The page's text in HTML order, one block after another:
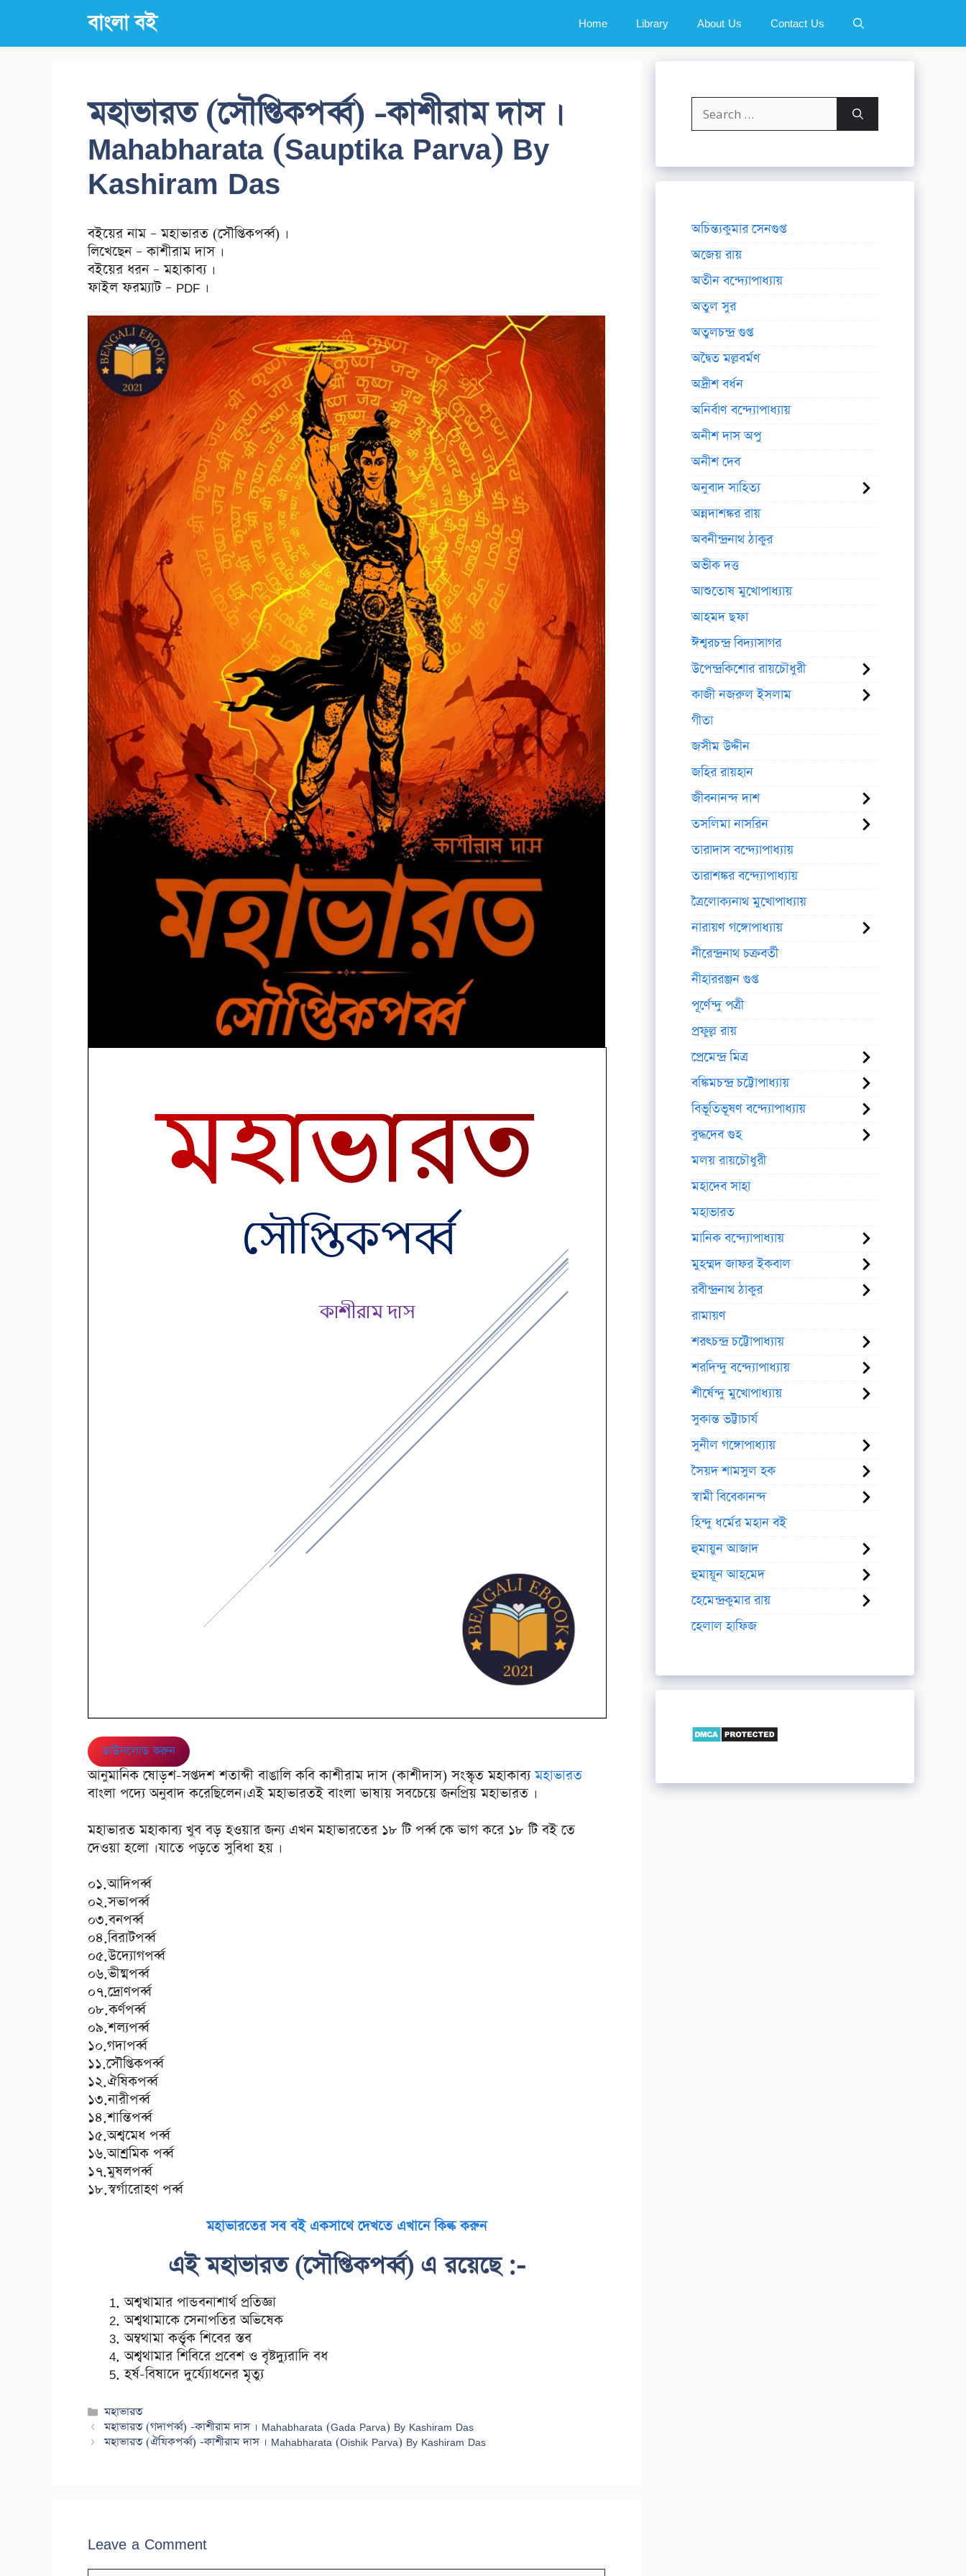
content
বাংলা বই Home Library About Us Contact Us
মহাভারত (সৌপ্তিকপর্ব্ব) -কাশীরাম দাস ।
Mahabharata (Sauptika Parva) By
Kashiram Das
বইয়ের নাম – মহাভারত (সৌপ্তিকপর্ব্ব) ।
লিখেছেন – কাশীরাম দাস ।
বইয়ের ধরন – মহাকাব্য ।
ফাইল ফরম্যাট – PDF ।
ডাউনলোড করুন
আনুমানিক ষোড়শ-সপ্তদশ শতাব্দী বাঙালি কবি কাশীরাম দাস (কাশীদাস) সংস্কৃত মহাকাব্যমহাভারত
বাংলা পদ্যে অনুবাদ করেছিলেন।এই মহাভারতই বাংলা ভাষায় সবচেয়ে জনপ্রিয় মহাভারত ।
মহাভারত মহাকাব্য খুব বড় হওয়ার জন্য এখন মহাভারতের ১৮ টি পর্ব্ব কে ভাগ করে ১৮ টি বই তে
দেওয়া হলো ।যাতে পড়তে সুবিধা হয় ।
০১.আদিপর্ব্ব
০২.সভাপর্ব্ব
০৩.বনপর্ব্ব
০৪.বিরাটপর্ব্ব
০৫.উদ্যোগপর্ব্ব
০৬.ভীষ্মপর্ব্ব
০৭.দ্রোণপর্ব্ব
০৮.কর্ণপর্ব্ব
০৯.শল্যপর্ব্ব
১০.গদাপর্ব্ব
১১.সৌপ্তিকপর্ব্ব
১২.ঐষিকপর্ব্ব
১৩.নারীপর্ব্ব
১৪.শান্তিপর্ব্ব
১৫.অশ্বমেধ পর্ব্ব
১৬.আশ্রমিক পর্ব্ব
১৭.মুষলপর্ব্ব
১৮.স্বর্গারোহণ পর্ব্ব
মহাভারতের সব বই একসাথে দেখতে এখানে কিল্ক করুন
এই মহাভারত (সৌপ্তিকপর্ব্ব) এ রয়েছে :-
অশ্বখামার পান্ডবনাশার্থ প্রতিজ্ঞা
অশ্বথামাকে সেনাপতির অভিষেক
অম্বথামা কর্ত্তৃক শিবের স্তব
অশ্বথামার শিবিরে প্রবেশ ও বৃষ্টদ্যুরাদি বধ
হর্ষ-বিষাদে দুর্য্যোধনের মৃত্যু
Categories
মহাভারত
মহাভারত (গদাপর্ব্ব) -কাশীরাম দাস । Mahabharata (Gada Parva) By Kashiram Das
মহাভারত (ঐষিকপর্ব্ব) -কাশীরাম দাস । Mahabharata (Oishik Parva) By Kashiram Das
Leave a Comment
Search
for:
অচিন্ত্যকুমার সেনগুপ্ত
অজেয় রায়
অতীন বন্দ্যোপাধ্যায়
অতুল সুর
অতুলচন্দ্র গুপ্ত
অদ্বৈত মল্লবর্মণ
অদ্রীশ বর্ধন
অনির্বাণ বন্দ্যোপাধ্যায়
অনীশ দাস অপু
অনীশ দেব
অনুবাদ সাহিত্য
অন্নদাশঙ্কর রায়
অবনীন্দ্রনাথ ঠাকুর
অভীক দত্ত
আশুতোষ মুখোপাধ্যায়
আহমদ ছফা
ঈশ্বরচন্দ্র বিদ্যাসাগর
উপেন্দ্রকিশোর রায়চৌধুরী
কাজী নজরুল ইসলাম
গীতা
জসীম উদ্দীন
জহির রায়হান
জীবনানন্দ দাশ
তসলিমা নাসরিন
তারাদাস বন্দ্যোপাধ্যায়
তারাশঙ্কর বন্দ্যোপাধ্যায়
ত্রৈলোক্যনাথ মুখোপাধ্যায়
নারায়ণ গঙ্গোপাধ্যায়
নীরেন্দ্রনাথ চক্রবর্তী
নীহাররঞ্জন গুপ্ত
পূর্ণেন্দু পত্রী
প্রফুল্ল রায়
প্রেমেন্দ্র মিত্র
বঙ্কিমচন্দ্র চট্টোপাধ্যায়
বিভূতিভূষণ বন্দ্যোপাধ্যায়
বুদ্ধদেব গুহ
মলয় রায়চৌধুরী
মহাদেব সাহা
মহাভারত
মানিক বন্দ্যোপাধ্যায়
মুহম্মদ জাফর ইকবাল
রবীন্দ্রনাথ ঠাকুর
রামায়ণ
শরৎচন্দ্র চট্টোপাধ্যায়
শরদিন্দু বন্দ্যোপাধ্যায়
শীর্ষেন্দু মুখোপাধ্যায়
সুকান্ত ভট্টাচার্য
সুনীল গঙ্গোপাধ্যায়
সৈয়দ শামসুল হক
স্বামী বিবেকানন্দ
হিন্দু ধর্মের মহান বই
হুমায়ুন আজাদ
হুমায়ূন আহমেদ
হেমেন্দ্রকুমার রায়
হেলাল হাফিজ